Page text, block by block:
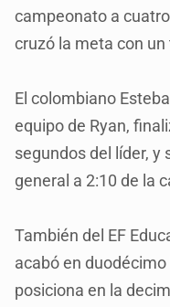
campeonato a
cruzó la meta con
El colombiano
equipo de Ryan,
segundos del líder, y
general a 2:10 de la
También del EF
acabó en
posiciona en la